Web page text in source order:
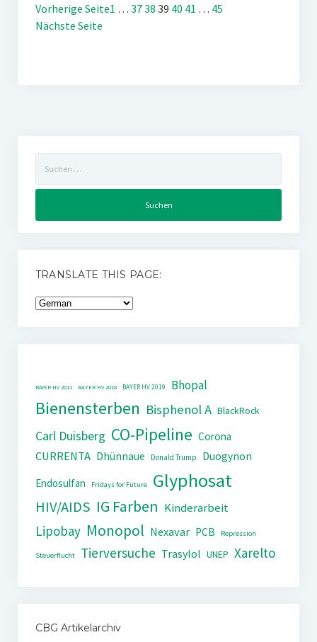
Vorherige Seite1 … 3738 39 40 41 … 45
Nächste Seite
nach:
TRANSLATE THIS PAGE:
BAYER HV 2011 BAYER HV 2018 BAYER HV 2019 Bhopal
Bienensterben Bisphenol A BlackRock
Carl Duisberg CO-Pipeline Corona
CURRENTA Dhünnaue Donald Trump
Duogynon
Endosulfan
Fridays for Future Glyphosat
HIV/AIDS IG Farben Kinderarbeit
Lipobay Monopol Nexavar PCB Repression
Steuerflucht Tierversuche Trasylol UNEP Xarelto
CBG Artikelarchiv